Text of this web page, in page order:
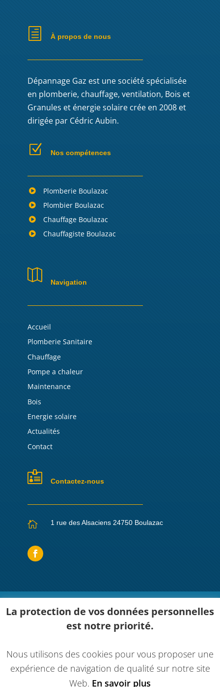
h À propos de nous
Dépannage Gaz est une société spécialisée
en plomberie, chauffage, ventilation, Bois et
Granules et énergie solaire crée en 2008 et
dirigée par Cédric Aubin.
Z Nos compétences
Plomberie Boulazac
Plombier Boulazac
Chauffage Boulazac
Chauffagiste Boulazac

Navigation
Accueil
Plomberie Sanitaire
Chauffage
Pompe a chaleur
Maintenance
Bois
Energie solaire
Actualités
Contact
 Contactez-nous
 1 rue des Alsaciens 24750 Boulazac
Plomberie Sanitaire
Energie solaire
Actualités Contact
© 2022 - Une réalisation EDConcept24.fr
La protection de vos données personnelles
est notre priorité.
Nous utilisons des cookies pour vous proposer une
expérience de navigation de qualité sur notre site
Web. En savoir plus